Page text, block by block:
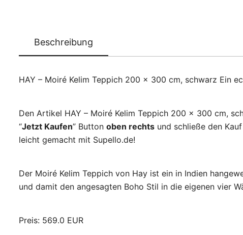
Beschreibung
HAY – Moiré Kelim Teppich 200 x 300 cm, schwarz Ein
Den Artikel HAY – Moiré Kelim Teppich 200 x 300 cm,
“Jetzt Kaufen” Button oben rechts und schließe den
leicht gemacht mit Supello.de!
Der Moiré Kelim Teppich von Hay ist ein in Indien
und damit den angesagten Boho Stil in die eigenen vier
Preis: 569.0 EUR